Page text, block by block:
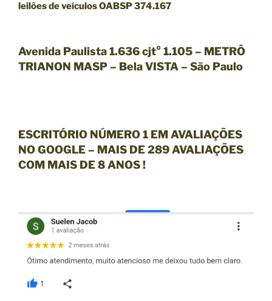
leilões de veículos OABSP 374.167
Avenida Paulista 1.636 cjt° 1.105 – METRÔ
TRIANON MASP – Bela VISTA – São Paulo
ESCRITÓRIO NÚMERO 1 EM AVALIAÇÕES
NO GOOGLE – MAIS DE 289 AVALIAÇÕES
COM MAIS DE 8 ANOS !